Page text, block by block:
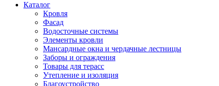
Каталог
Кровля
Фасад
Водосточные системы
Элементы кровли
Мансардные окна и чердачные лестницы
Заборы и ограждения
Товары для терасс
Утепление и изоляция
Благоустройство